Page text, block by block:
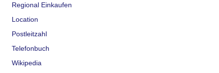
Regional Einkaufen
Location
Postleitzahl
Telefonbuch
Wikipedia